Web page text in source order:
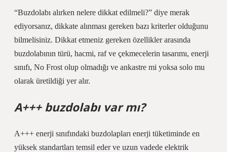
“Buzdolabı alırken nelere dikkat edilmeli?” diye merak
ediyorsanız, dikkate alınması gereken bazı kriterler olduğunu
bilmelisiniz. Dikkat etmeniz gereken özellikler arasında
buzdolabının türü, hacmi, raf ve çekmecelerin tasarımı, enerji
sınıfı, No Frost olup olmadığı ve ankastre mi yoksa solo mu
olarak üretildiği yer alır.
A+++ buzdolabı var mı?
A+++ enerji sınıfındaki buzdolapları enerji tüketiminde en
yüksek standartları temsil eder ve uzun vadede elektrik